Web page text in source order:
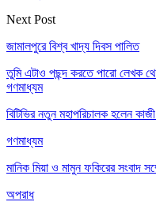
Next Post
জামালপুরে বিশ্ব খাদ্য দিবস পালিত
তুমি এটাও পছন্দ করতে পারো লেখক
গণমাধ্যম
বিটিভির নতুন মহাপরিচালক হলেন
গণমাধ্যম
মানিক মিয়া ও মামুন ফকিরের সংবাদ
অপরাধ